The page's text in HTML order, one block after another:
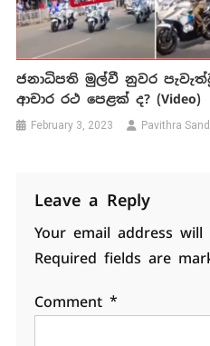
ජනාධිපති මුල්වී නුවර
ආචාර රථ පෙළක් ද? (Video)
February 3, 2023 Pavithra
Leave a Reply
Your email address
Required fields are
Comment *